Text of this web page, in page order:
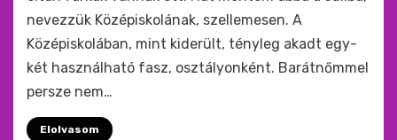
nevezzük Középiskolának, szellemesen. A
Középiskolában, mint kiderült, tényleg akadt egy-
két használható fasz, osztályonként. Barátnőmmel
persze nem…
Elolvasom